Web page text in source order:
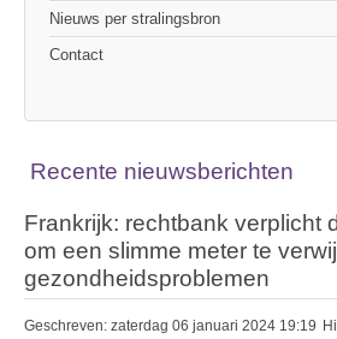
Nieuws per stralingsbron
Contact
Recente nieuwsberichten
Frankrijk: rechtbank verplicht
om een slimme meter te
gezondheidsproblemen
Geschreven: zaterdag 06 januari 2024 19:19